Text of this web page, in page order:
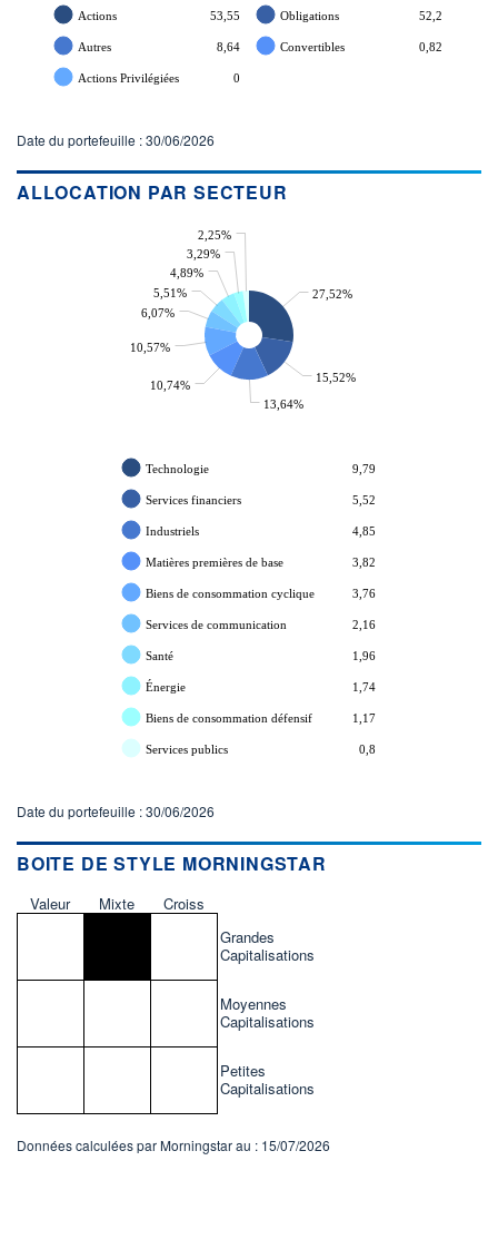
Actions 53,55 Obligations 52,2
Autres 8,64 Convertibles 0,82
Actions Privilégiées 0
Date du portefeuille : 30/06/2026
ALLOCATION PAR SECTEUR
27,52%
15,52%
13,64%
10,74%
10,57%
6,07%
5,51%
4,89%
3,29%
2,25%
Technologie 9,79
Services financiers 5,52
Industriels 4,85
Matières premières de base 3,82
Biens de consommation cyclique 3,76
Services de communication 2,16
Santé 1,96
Énergie 1,74
Biens de consommation défensif 1,17
Services publics 0,8
Date du portefeuille : 30/06/2026
BOITE DE STYLE MORNINGSTAR
Valeur Mixte
Croiss
Grandes
Capitalisations
Moyennes
Capitalisations
Petites
Capitalisations
Données calculées par Morningstar au : 15/07/2026